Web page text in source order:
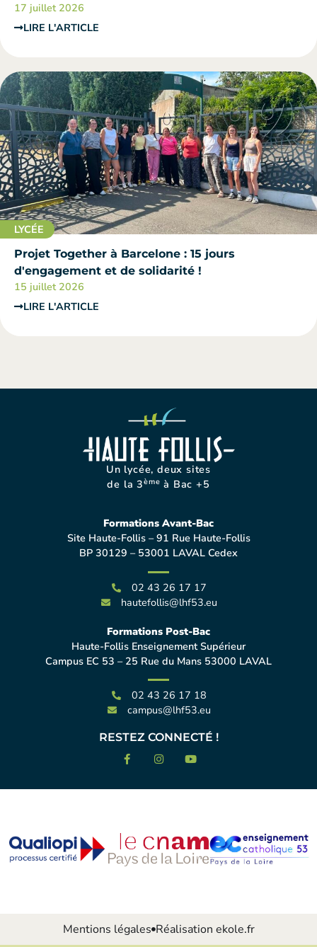
17 juillet 2026
LIRE L'ARTICLE
LYCÉE
Projet Together à Barcelone : 15 jours
d'engagement et de solidarité !
15 juillet 2026
LIRE L'ARTICLE
Un lycée, deux sites
de la 3ème à Bac +5
Formations Avant-Bac
Site Haute-Follis – 91 Rue Haute-Follis
BP 30129 – 53001 LAVAL Cedex
02 43 26 17 17
hautefollis@lhf53.eu
Formations Post-Bac
Haute-Follis Enseignement Supérieur
Campus EC 53 – 25 Rue du Mans 53000 LAVAL
02 43 26 17 18
campus@lhf53.eu
RESTEZ CONNECTÉ !
Mentions légales Réalisation ekole.fr